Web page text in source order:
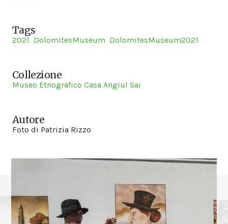
Tags
2021 DolomitesMuseum DolomitesMuseum2021
Collezione
Museo Etnografico Casa Angiul Sai
Autore
Foto di Patrizia Rizzo